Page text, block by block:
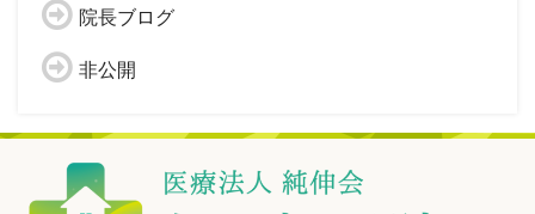
院長ブログ
非公開